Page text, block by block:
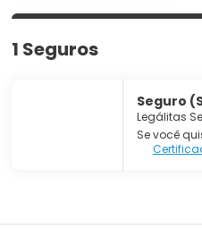
1 Seguros
Seguro
Legálitas
Se você